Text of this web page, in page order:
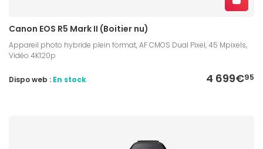
Canon EOS R5 Mark II (Boitier nu)
Appareil photo hybride plein format, AF CMOS Dual Pixel, 45 Mpixels,
Vidéo 4K120p
4 699€95
Dispo web : En stock